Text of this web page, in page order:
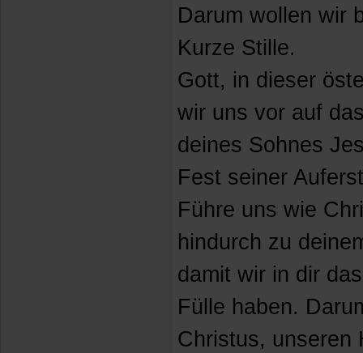
Darum wollen wir
Kurze Stille.
Gott, in dieser
wir uns vor auf
deines Sohnes
Fest seiner
Führe uns wie
hindurch zu
damit wir in dir
Fülle haben.
Christus, unseren